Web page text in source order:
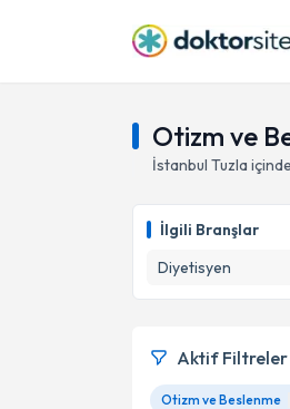
Otizm ve
İstanbul Tuzla
İlgili Branşlar
Diyetisyen
Aktif Filtreler
Otizm ve Beslenme